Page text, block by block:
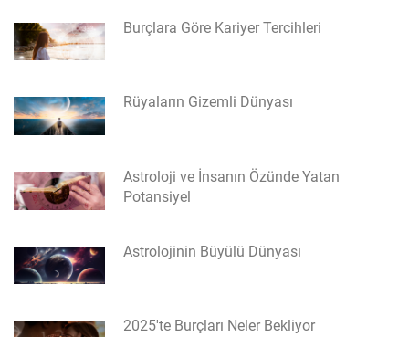
Burçlara Göre Kariyer Tercihleri
Rüyaların Gizemli Dünyası
Astroloji ve İnsanın Özünde Yatan
Potansiyel
Astrolojinin Büyülü Dünyası
2025'te Burçları Neler Bekliyor